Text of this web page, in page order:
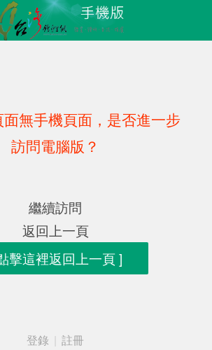
無手機頁面，是否進一步
訪問電腦版？
繼續訪問
返回上一頁
擊這裡返回上一頁 ]
登錄
註冊